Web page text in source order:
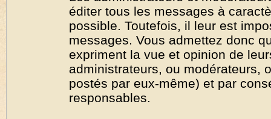
éditer tous les messages à
possible. Toutefois, il leur est
messages. Vous admettez donc
expriment la vue et opinion de
administrateurs, ou modérateurs,
postés par eux-même) et par
responsables.